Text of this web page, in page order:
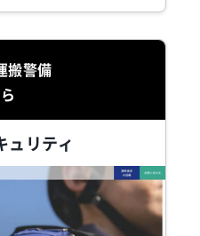
搬警備
ュリティ